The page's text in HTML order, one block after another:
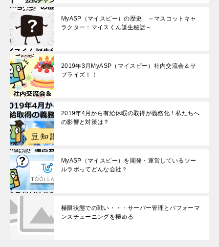
MyASP（マイスピー）の歴史 ～マスコットキャ
ラクター：マイスくん誕生秘話～
2019年3月MyASP（マイスピー）社内交流会＆サ
プライズ！！
2019年4月から有給休暇の取得が義務化！私たちへ
の影響と対策は？
MyASP（マイスピー）を開発・運営しているツー
ルラボってどんな会社？
極限状態での戦い・・・サーバー管理とパフォーマ
ンスチューニングを極める